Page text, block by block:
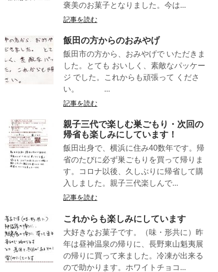
褒美のお菓子となりました。今は...
記事を読む
飯田の方からのおみやげ
飯田市の方から、おみやげで いただきま
した。とても おいしく、素敵なパッケー
ジ でした。これからも頑張って くださ
い。 ...
記事を読む
親子三代で楽しむ巣ごもり・次回の
帰省も楽しみにしています！
飯田出身で、横浜に住み40数年です。帰
省のたびに必ず巣ごもりを買って帰りま
す。コロナ以後、久しぶりに帰省して購
入しました。親子三代楽しんで...
記事を読む
これからも楽しみにしています
大好きなお菓子です。（味・形共に）昨
年は昼神温泉の帰りに、長野東山魁夷展
の帰りに買って来ました。冷凍が出来る
ので助かります。ホワイトチョコ...